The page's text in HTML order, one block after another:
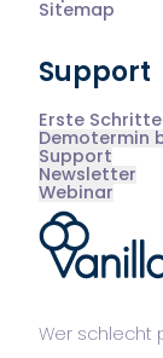
Wer schlecht
Sitemap
Support
Erste Schritte
Demotermin
Support
Newsletter
Webinar